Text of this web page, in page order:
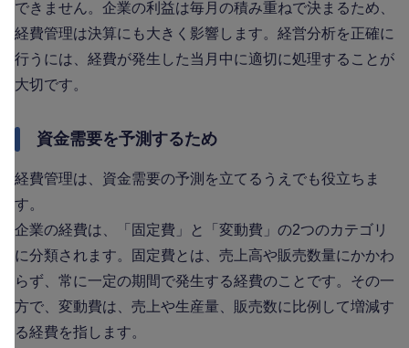
できません。企業の利益は毎月の積み重ねで決まるため、
経費管理は決算にも大きく影響します。経営分析を正確に
行うには、経費が発生した当月中に適切に処理することが
大切です。
資金需要を予測するため
経費管理は、資金需要の予測を立てるうえでも役立ちま
す。
企業の経費は、「固定費」と「変動費」の2つのカテゴリ
に分類されます。固定費とは、売上高や販売数量にかかわ
らず、常に一定の期間で発生する経費のことです。その一
方で、変動費は、売上や生産量、販売数に比例して増減す
る経費を指します。